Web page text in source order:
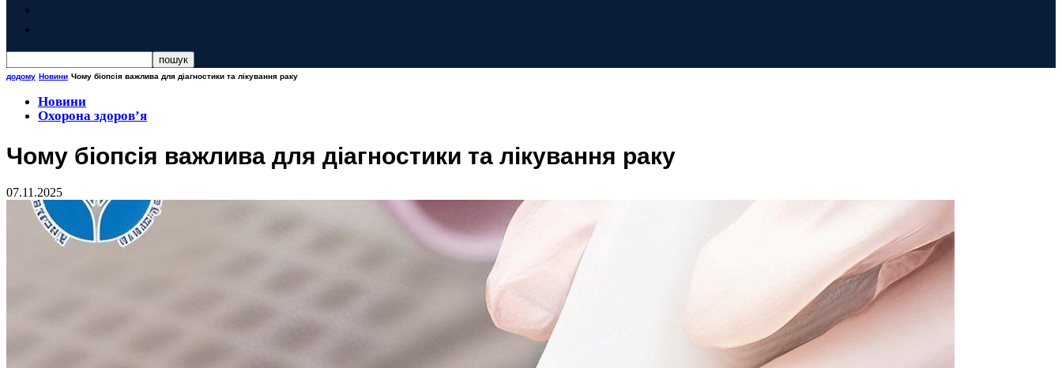
додому Новини Чому біопсія важлива для діагностики та лікування раку
Новини
Охорона здоров’я
Чому біопсія важлива для діагностики та лікування раку
07.11.2025